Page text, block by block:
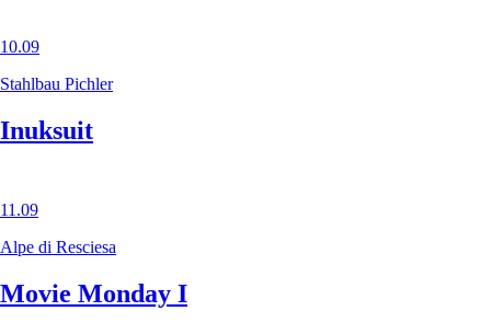
10.09
Stahlbau Pichler
Inuksuit
11.09
Alpe di Resciesa
Movie Monday I